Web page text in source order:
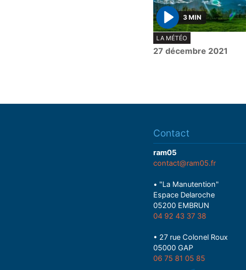
P
l
a
3 MIN
LA MÉTÉO
27 décembre 2021
Contact
ram05
contact@ram05.fr
• "La Manutention"
Espace Delaroche
05200 EMBRUN
04 92 43 37 38
• 27 rue Colonel Roux
05000 GAP
06 75 81 05 85